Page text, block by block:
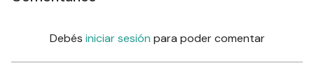
Debés iniciar sesión para poder comentar